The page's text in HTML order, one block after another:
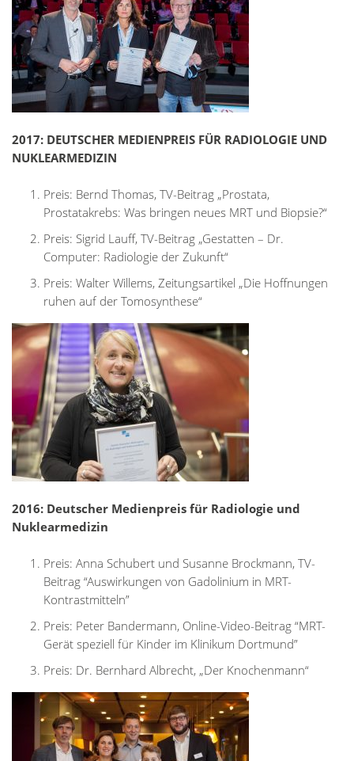
2017: DEUTSCHER MEDIENPREIS FÜR RADIOLOGIE UND
NUKLEARMEDIZIN
Preis: Bernd Thomas, TV-Beitrag „Prostata,
Prostatakrebs: Was bringen neues MRT und Biopsie?“
Preis: Sigrid Lauff, TV-Beitrag „Gestatten – Dr.
Computer: Radiologie der Zukunft“
Preis: Walter Willems, Zeitungsartikel „Die Hoffnungen
ruhen auf der Tomosynthese“
2016: Deutscher Medienpreis für Radiologie und
Nuklearmedizin
Preis: Anna Schubert und Susanne Brockmann, TV-
Beitrag “Auswirkungen von Gadolinium in MRT-
Kontrastmitteln”
Preis: Peter Bandermann, Online-Video-Beitrag “MRT-
Gerät speziell für Kinder im Klinikum Dortmund”
Preis: Dr. Bernhard Albrecht, „Der Knochenmann“